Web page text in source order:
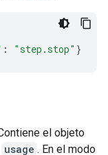
: "step.stop" }
el objeto
usage . En el modo